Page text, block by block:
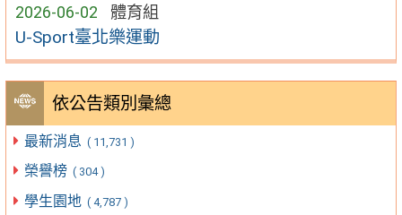
2026-06-02 體育組
U-Sport臺北樂運動
依公告類別彙總
最新消息 ( 11,731 )
榮譽榜 ( 304 )
學生園地 ( 4,787 )